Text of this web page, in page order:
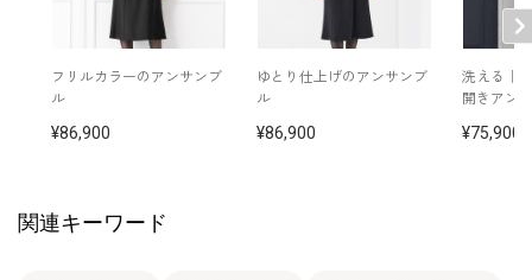
40.5
ラ100％）
フリルカラーのアンサンブ
ル
86,900
ゆとり仕上げのアンサンブ
ル
86,900
洗える｜
開きアン
75,900
関連キーワード